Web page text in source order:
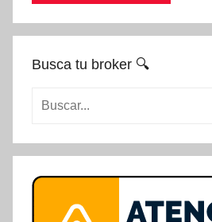
Busca tu broker 🔍
Buscar: